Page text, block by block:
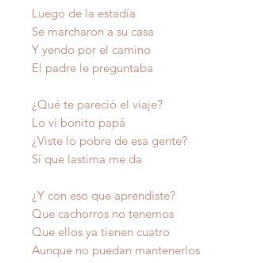
Luego de la estadía
Se marcharon a su casa
Y yendo por el camino
El padre le preguntaba
¿Qué te pareció el viaje?
Lo vi bonito papá
¿Viste lo pobre de esa gente?
Sí que lastima me da
¿Y con eso que aprendiste?
Que cachorros no tenemos
Que ellos ya tienen cuatro
Aunque no puedan mantenerlos